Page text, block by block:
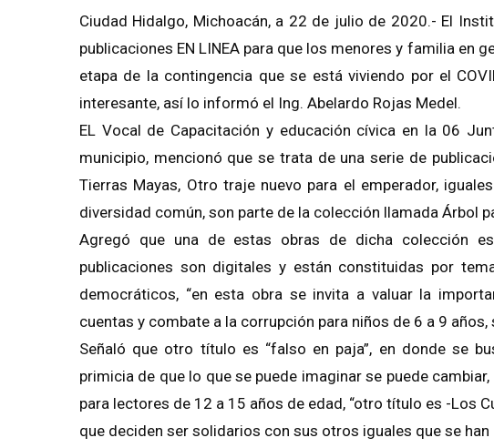
Ciudad Hidalgo, Michoacán, a 22 de julio de 2020.- El
publicaciones EN LINEA para que los menores y familia en
etapa de la contingencia que se está viviendo por el
interesante, así lo informó el Ing. Abelardo Rojas Medel.
EL Vocal de Capacitación y educación cívica en la 06
municipio, mencionó que se trata de una serie de
Tierras Mayas, Otro traje nuevo para el emperador,
diversidad común, son parte de la colección llamada Árbol
Agregó que una de estas obras de dicha colección es
publicaciones son digitales y están constituidas por
democráticos, “en esta obra se invita a valuar la
cuentas y combate a la corrupción para niños de 6 a 9
Señaló que otro título es “falso en paja”, en donde se
primicia de que lo que se puede imaginar se puede
para lectores de 12 a 15 años de edad, “otro título es -Los
que deciden ser solidarios con sus otros iguales que se han